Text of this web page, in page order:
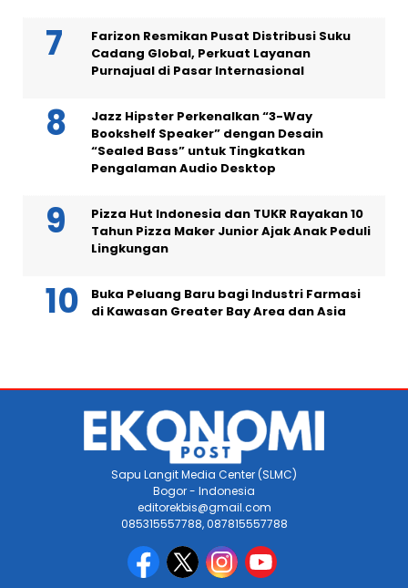
Farizon Resmikan Pusat Distribusi Suku
Cadang Global, Perkuat Layanan
Purnajual di Pasar Internasional
Jazz Hipster Perkenalkan “3-Way
Bookshelf Speaker” dengan Desain
“Sealed Bass” untuk Tingkatkan
Pengalaman Audio Desktop
Pizza Hut Indonesia dan TUKR Rayakan 10
Tahun Pizza Maker Junior Ajak Anak Peduli
Lingkungan
Buka Peluang Baru bagi Industri Farmasi
di Kawasan Greater Bay Area dan Asia
Sapu Langit Media Center (SLMC)
Bogor - Indonesia
editorekbis@gmail.com
085315557788, 087815557788